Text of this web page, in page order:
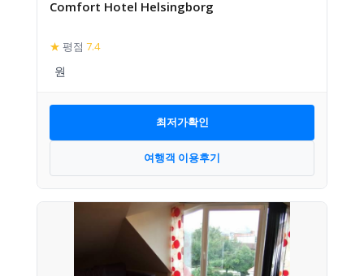
Comfort Hotel Helsingborg
★ 평점 7.4
최저가확인
여행객 이용후기